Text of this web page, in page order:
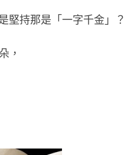
堅持那是「一字千金」？
，